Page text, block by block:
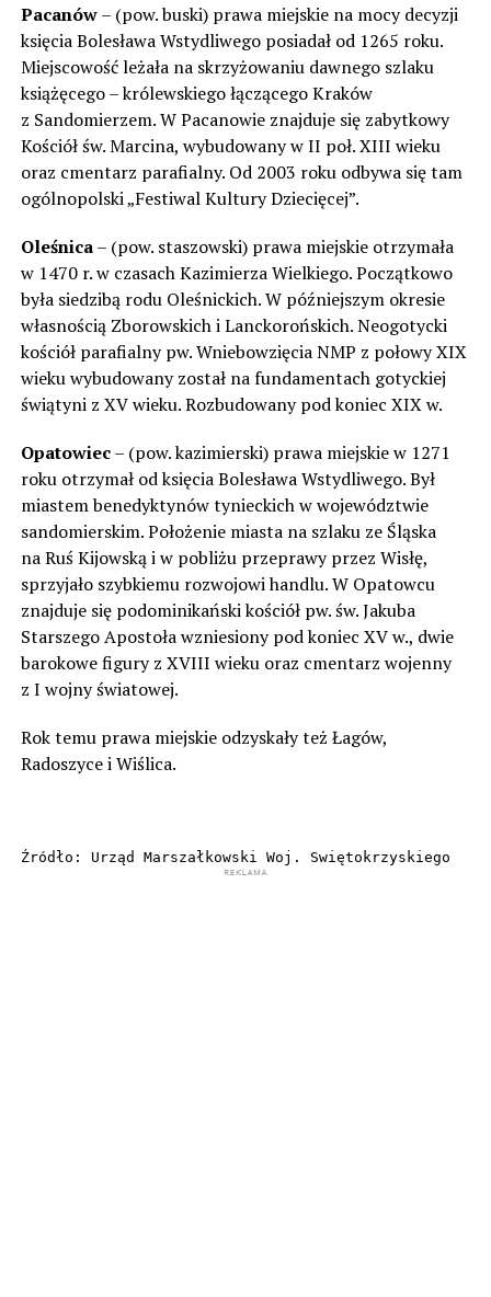
Pacanów– (pow. buski) prawa miejskie na mocy decyzji
księcia Bolesława Wstydliwego posiadał od 1265 roku.
Miejscowość leżała na skrzyżowaniu dawnego szlaku
książęcego – królewskiego łączącego Kraków
z Sandomierzem. W Pacanowie znajduje się zabytkowy
Kościół św. Marcina, wybudowany w II poł. XIII wieku
oraz cmentarz parafialny. Od 2003 roku odbywa się tam
ogólnopolski „Festiwal Kultury Dziecięcej”.
Oleśnica– (pow. staszowski) prawa miejskie otrzymała
w 1470 r. w czasach Kazimierza Wielkiego. Początkowo
była siedzibą rodu Oleśnickich. W późniejszym okresie
własnością Zborowskich i Lanckorońskich. Neogotycki
kościół parafialny pw. Wniebowzięcia NMP z połowy XIX
wieku wybudowany został na fundamentach gotyckiej
świątyni z XV wieku. Rozbudowany pod koniec XIX w.
Opatowiec– (pow. kazimierski) prawa miejskie w 1271
roku otrzymał od księcia Bolesława Wstydliwego. Był
miastem benedyktynów tynieckich w województwie
sandomierskim. Położenie miasta na szlaku ze Śląska
na Ruś Kijowską i w pobliżu przeprawy przez Wisłę,
sprzyjało szybkiemu rozwojowi handlu. W Opatowcu
znajduje się podominikański kościół pw. św. Jakuba
Starszego Apostoła wzniesiony pod koniec XV w., dwie
barokowe figury z XVIII wieku oraz cmentarz wojenny
z I wojny światowej.
Rok temu prawa miejskie odzyskały też Łagów,
Radoszyce i Wiślica.
Źródło: Urząd Marszałkowski Woj. Swiętokrzyskiego